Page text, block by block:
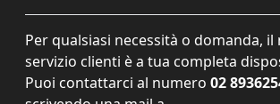
Per qualsiasi necessità o domanda, il
servizio clienti è a tua completa
Puoi contattarci al numero 02